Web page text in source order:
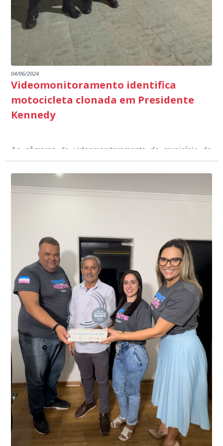
escuta pública.
04/06/2024
Videomonitoramento identifica
motocicleta clonada em Presidente
Kennedy
As câmeras de videomonitoramento do município de
Presidente Kennedy identificaram neste fim de semana,
01 de junho, uma motocicleta com indícios de
adulteração, imediatamente, a central de
videomonitoramento acionou a Guarda Civil Municipal,
Durante a abordagem a adulteração foi comprovada,
através da conferência do Chassi, a motocicleta, bem
conta do sistema de videomonitoramento instalado
recentemente em todo o município de Presidente
Kennedy, o sistema é integrado com outros municípios
do país, sendo possível a identificação de veículos por
meio do cruzamento de informações, nesse caso
específico, com dados de uma cidade do Estado do Rio
de Janeiro.
“Mais de 100 câmeras foram instaladas na sede e no
interior de Presidente Kennedy, garantindo mais
segurança à população, seja nas ruas, no comércio, os
produtores agropecuários. Estamos no rumo certo,
parabéns a todos os servidores que contribuem para a
segurança da nossa cidade”, destaca o prefeito Dorlei
Fontão.